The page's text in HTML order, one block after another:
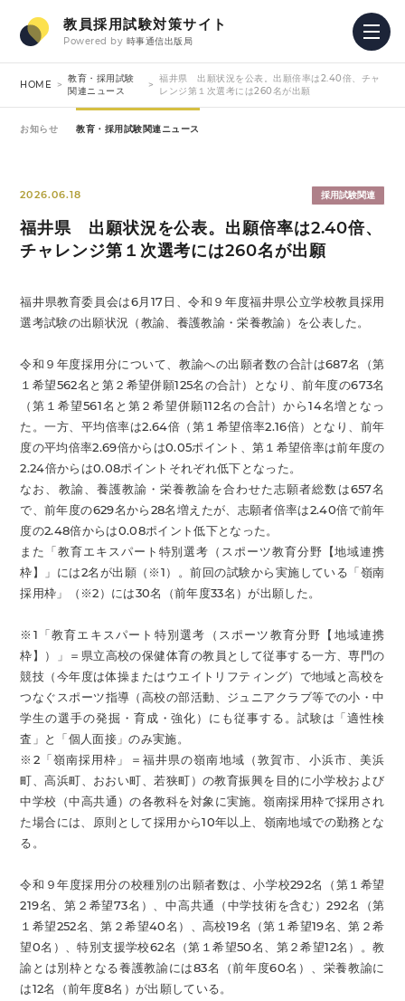
教員採用試験対策サイト
Powered by 時事通信出版局
HOME
教育・採用試験
関連ニュース
福井県 出願状況を公表。出願倍率は2.40倍、チャ
レンジ第１次選考には260名が出願
お知らせ 教育・採用試験関連ニュース
2026.06.18 採用試験関連
福井県 出願状況を公表。出願倍率は2.40倍、
チャレンジ第１次選考には260名が出願
福井県教育委員会は6月17日、令和９年度福井県公立学校教員採用
選考試験の出願状況（教諭、養護教諭・栄養教諭）を公表した。
令和９年度採用分について、教諭への出願者数の合計は687名（第
１希望562名と第２希望併願125名の合計）となり、前年度の673名
（第１希望561名と第２希望併願112名の合計）から14名増となっ
た。一方、平均倍率は2.64倍（第１希望倍率2.16倍）となり、前年
度の平均倍率2.69倍からは0.05ポイント、第１希望倍率は前年度の
2.24倍からは0.08ポイントそれぞれ低下となった。
なお、教諭、養護教諭・栄養教諭を合わせた志願者総数は657名
で、前年度の629名から28名増えたが、志願者倍率は2.40倍で前年
度の2.48倍からは0.08ポイント低下となった。
また「教育エキスパート特別選考（スポーツ教育分野【地域連携
枠】」には2名が出願（※1）。前回の試験から実施している「嶺南
採用枠」（※2）には30名（前年度33名）が出願した。
※1「教育エキスパート特別選考（スポーツ教育分野【地域連携
枠】）」＝県立高校の保健体育の教員として従事する一方、専門の
競技（今年度は体操またはウエイトリフティング）で地域と高校を
つなぐスポーツ指導（高校の部活動、ジュニアクラブ等での小・中
学生の選手の発掘・育成・強化）にも従事する。試験は「適性検
査」と「個人面接」のみ実施。
※2「嶺南採用枠」＝福井県の嶺南地域（敦賀市、小浜市、美浜
町、高浜町、おおい町、若狭町）の教育振興を目的に小学校および
中学校（中高共通）の各教科を対象に実施。嶺南採用枠で採用され
た場合には、原則として採用から10年以上、嶺南地域での勤務とな
る。
令和９年度採用分の校種別の出願者数は、小学校292名（第１希望
219名、第２希望73名）、中高共通（中学技術を含む）292名（第
１希望252名、第２希望40名）、高校19名（第１希望19名、第２希
望0名）、特別支援学校62名（第１希望50名、第２希望12名）。教
諭とは別枠となる養護教諭には83名（前年度60名）、栄養教諭に
は12名（前年度8名）が出願している。